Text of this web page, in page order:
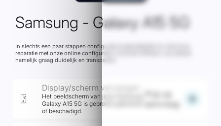
Samsung - Galaxy A15 5G
In slechts een paar stappen configureer je gemakkelijk en snel jouw
reparatie met onze online configurator inclusief offertool, wij werken
namelijk graag duidelijk en transparant
Display/scherm vervangen
Het beeldscherm van jouw Samsung
Galaxy A15 5G is gebroken,gebarsten
of beschadigd.
Prijs op
aanvraag
add